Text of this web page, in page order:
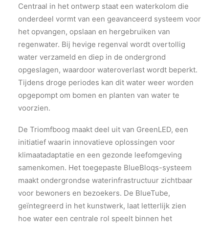
Centraal in het ontwerp staat een waterkolom die
onderdeel vormt van een geavanceerd systeem voor
het opvangen, opslaan en hergebruiken van
regenwater. Bij hevige regenval wordt overtollig
water verzameld en diep in de ondergrond
opgeslagen, waardoor wateroverlast wordt beperkt.
Tijdens droge periodes kan dit water weer worden
opgepompt om bomen en planten van water te
voorzien.
De Triomfboog maakt deel uit van GreenLED, een
initiatief waarin innovatieve oplossingen voor
klimaatadaptatie en een gezonde leefomgeving
samenkomen. Het toegepaste BlueBloqs-systeem
maakt ondergrondse waterinfrastructuur zichtbaar
voor bewoners en bezoekers. De BlueTube,
geïntegreerd in het kunstwerk, laat letterlijk zien
hoe water een centrale rol speelt binnen het